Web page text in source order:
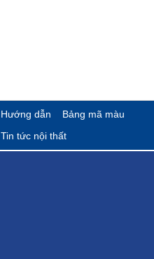
Hướng dẫn
Bảng mã màu
Tin tức nội thất